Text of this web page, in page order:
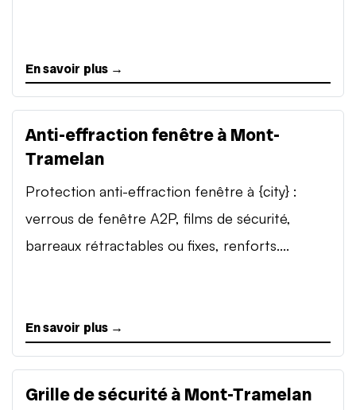
En savoir plus →
Anti-effraction fenêtre à Mont-
Tramelan
Protection anti-effraction fenêtre à {city} :
verrous de fenêtre A2P, films de sécurité,
barreaux rétractables ou fixes, renforts....
En savoir plus →
Grille de sécurité à Mont-Tramelan